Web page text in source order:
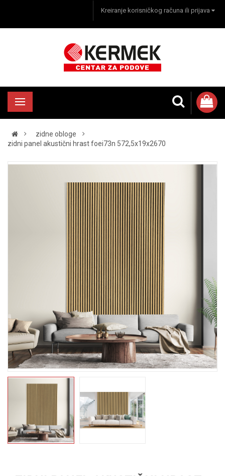
Kreiranje korisničkog računa ili prijava
zidne obloge
zidni panel akustični hrast foei73n 572,5x19x2670